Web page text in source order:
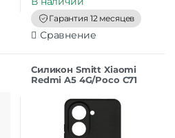
o
f
5
Гарантия 12 месяцев
Сравнение
Силикон Smitt Xiaomi
Redmi A5 4G/Poco C71